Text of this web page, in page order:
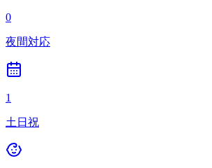
0
夜間対応
1
土日祝